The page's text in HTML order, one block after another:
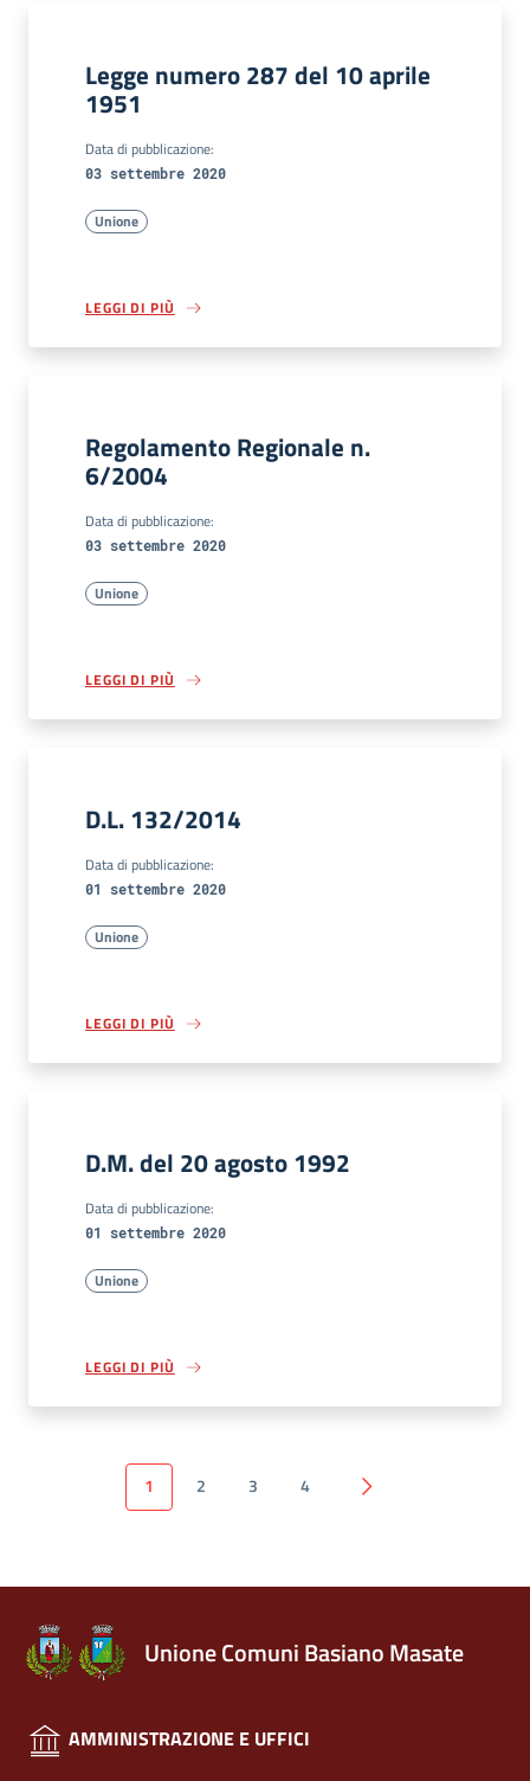
Legge numero 287 del 10 aprile
1951
Data di pubblicazione:
03 settembre 2020
Unione
LEGGI DI PIÙ
Regolamento Regionale n.
6/2004
Data di pubblicazione:
03 settembre 2020
Unione
LEGGI DI PIÙ
D.L. 132/2014
Data di pubblicazione:
01 settembre 2020
Unione
LEGGI DI PIÙ
D.M. del 20 agosto 1992
Data di pubblicazione:
01 settembre 2020
Unione
LEGGI DI PIÙ
1 2 3 4 Pagina successiva
Unione Comuni Basiano Masate
AMMINISTRAZIONE E UFFICI